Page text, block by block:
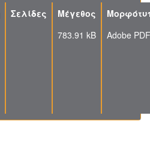
Σελίδες Μέγεθος
783.91 kB Adobe PDF